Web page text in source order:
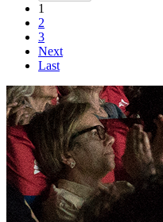
1
2
3
Next
Last